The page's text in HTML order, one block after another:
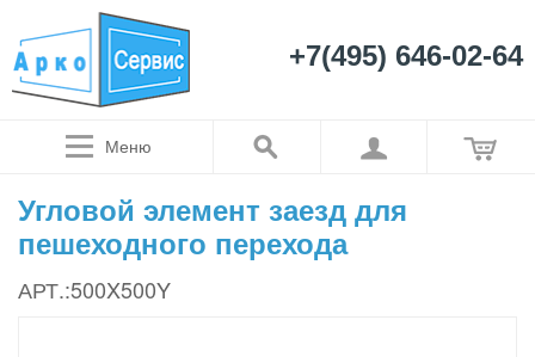
+7(495) 646-02-64
Меню
Угловой элемент заезд для
пешеходного перехода
АРТ.:500X500Y